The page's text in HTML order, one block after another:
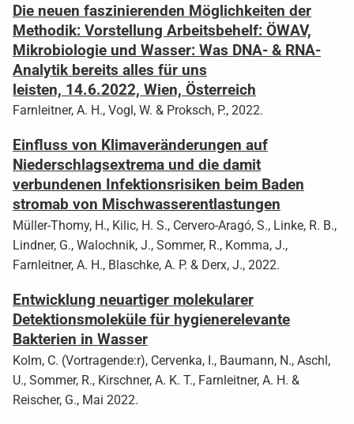
Die neuen faszinierenden Möglichkeiten der
Methodik: Vorstellung Arbeitsbehelf: ÖWAV,
Mikrobiologie und Wasser: Was DNA- & RNA-
Analytik bereits alles für uns
leisten, 14.6.2022, Wien, Österreich
Farnleitner, A. H., Vogl, W. & Proksch, P., 2022.
Einfluss von Klimaveränderungen auf
Niederschlagsextrema und die damit
verbundenen Infektionsrisiken beim Baden
stromab von Mischwasserentlastungen
Müller-Thomy, H., Kilic, H. S., Cervero-Aragó, S., Linke, R. B.,
Lindner, G., Walochnik, J., Sommer, R., Komma, J.,
Farnleitner, A. H., Blaschke, A. P. & Derx, J., 2022.
Entwicklung neuartiger molekularer
Detektionsmoleküle für hygienerelevante
Bakterien in Wasser
Kolm, C. (Vortragende:r), Cervenka, I., Baumann, N., Aschl,
U., Sommer, R., Kirschner, A. K. T., Farnleitner, A. H. &
Reischer, G., Mai 2022.